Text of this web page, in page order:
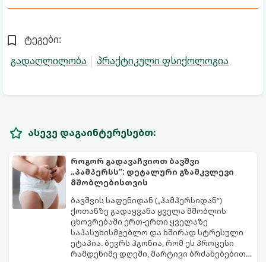
ტეგები:
გადაღლილობა
პრაქტიკული ფსიქოლოგია
ასევე დაგაინტერესებთ:
როგორ გადავაჩვიოთ ბავშვი
„პამპერსს“: დეტალური გზამკვლევი
მშობლებისთვის
ბავშვის საფენიდან („პამპერსიდან“)
ქოთანზე გადაყვანა ყველა მშობლის
ცხოვრებაში ერთ-ერთი ყველაზე
საპასუხისმგებლო და ხშირად სტრესული
ეტაპია. ბევრს ჰგონია, რომ ეს პროცესი
რამდენიმე დღეში, მარტივი ბრძანებებით